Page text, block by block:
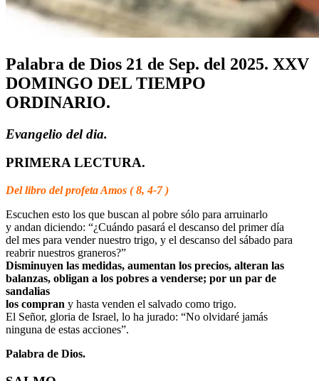
Palabra de Dios 21 de Sep. del 2025. XXV
DOMINGO DEL TIEMPO
ORDINARIO.
Evangelio del dia.
PRIMERA LECTURA.
Del libro del profeta Amos ( 8, 4-7 )
Escuchen esto los que buscan al pobre sólo para arruinarlo
y andan diciendo: “¿Cuándo pasará el descanso del primer día
del mes para vender nuestro trigo, y el descanso del sábado para
reabrir nuestros graneros?”
Disminuyen las medidas, aumentan los precios, alteran las
balanzas, obligan a los pobres a venderse; por un par de
sandalias
los compran y hasta venden el salvado como trigo.
El Señor, gloria de Israel, lo ha jurado: “No olvidaré jamás
ninguna de estas acciones”.
Palabra de Dios.